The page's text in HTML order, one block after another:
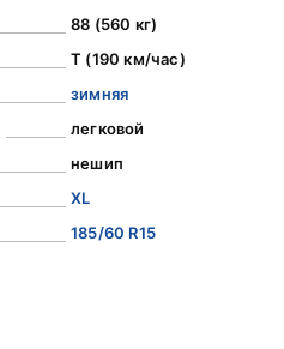
88 (560 кг)
T (190 км/час)
зимняя
легковой
нешип
XL
185/60 R15